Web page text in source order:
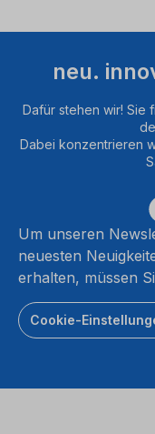
neu.
Dafür stehen wir! Sie
Dabei konzentrieren
Um unseren
neuesten
erhalten, müssen
Cookie-